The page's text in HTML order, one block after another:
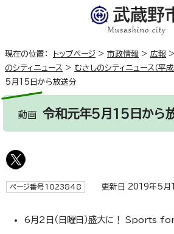
現在の位置： トップページ > 市政情報 > 広報 >
のシティニュース > むさしのシティニュース（平
5月15日から放送分
動画 令和元年5月15日から
ページ番号1023848 更新日 2019年5月
6月2日（日曜日）盛大に！ Sports